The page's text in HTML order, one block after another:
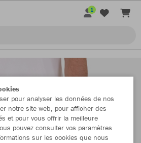
1
pour analyser les données de nos
notre site web, pour afficher des
et pour vous offrir la meilleure
pouvez consulter vos paramètres
sur les cookies que nous